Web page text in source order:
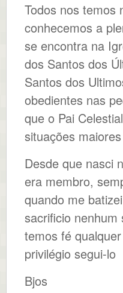
Todos nos temos
conhecemos a
se encontra na
dos Santos dos
Santos dos
obedientes nas
que o Pai
situações
Desde que nasci
era membro,
quando me
sacrificio
temos fé
privilégio segui-lo
Bjos